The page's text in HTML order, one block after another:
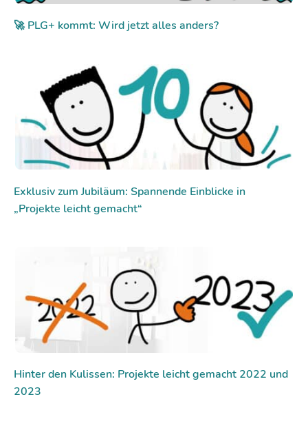
🚀 PLG+ kommt: Wird jetzt alles anders?
Exklusiv zum Jubiläum: Spannende Einblicke in
„Projekte leicht gemacht“
Hinter den Kulissen: Projekte leicht gemacht 2022 und
2023